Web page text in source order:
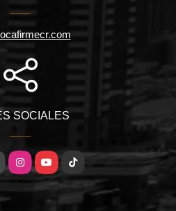
SOCIALES
InstagramYouTubeTikTok